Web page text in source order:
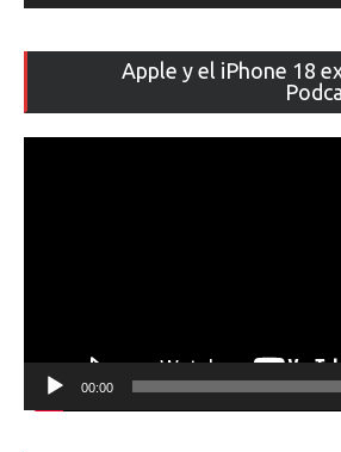
Apple y el iPhone 18
00:00